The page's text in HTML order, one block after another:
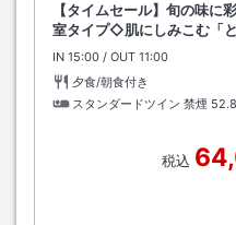
【タイムセール】旬の味に
室タイプ◇肌にしみこむ「と
IN チェックイン
15:00 / OUT チェックアウト
11:00
夕食/朝食付き
スタンダードツイン 禁煙
税込